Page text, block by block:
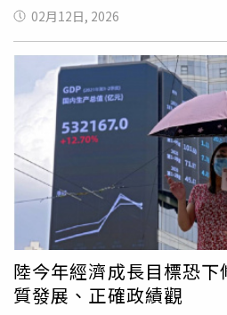
極出口戰略的推動。
任的前瞻性財政政策』相去甚遠
《讀賣新聞》，也在選前發出警
支撐日本的養老金、醫療和老人
債務最終都將落到未來的世代身
乎毫不動搖。東京天普大學東京
出：「她現在不能回頭，因為這
也在選民中極受歡迎。高市決心
使反對意見來自自己黨內的懷疑
言，這已經成為1個原則和自尊
壓倒性勝利似乎更鞏固了她的信
的民意授權，足以推進這項政策
黨內部，仍有人質疑減稅後的後
遇到什麼民意阻力，但如果日後
完全不同的政治挑戰。村上弘美
疑的人都知道，如果出問題，責
今的58,000點。這波行情受到所
（Takaichi trade）推動，起因於
院選舉中取得壓倒性勝利。市場
苗在選後獲得強而有力的民意授
漲勢的重要支柱。股票投資人對
施，以及更具主動性的經濟議程
師警告，市場熱情可能已領先於
晰度；此外，日本目前的股市基
波動、全球衝擊，以及價格與基
公司「Port Shelter」執行長哈里
出，目前市場漲勢難以單純以經
非真正由基本面所驅動。如果你
現如何……其實並沒有特別強勁的
漲勢。」日本政府於去年11月公
截至同年9月的3個月期間按季萎
02月12日, 2026
陸今年經濟成長目標恐
質發展、正確政績觀